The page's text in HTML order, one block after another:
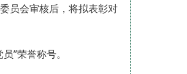
员会审核后，将拟表彰对
”荣誉称号。